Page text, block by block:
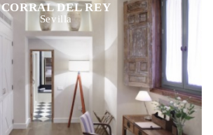
CORRAL DEL REY
Sevilla